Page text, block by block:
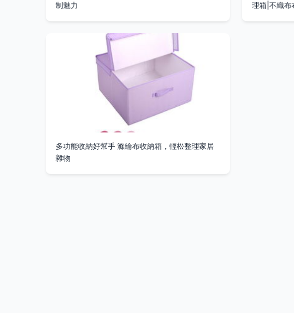
制魅力
理箱|不織布
多功能收納好幫手 滌綸布收納箱，輕松整理家居
雜物